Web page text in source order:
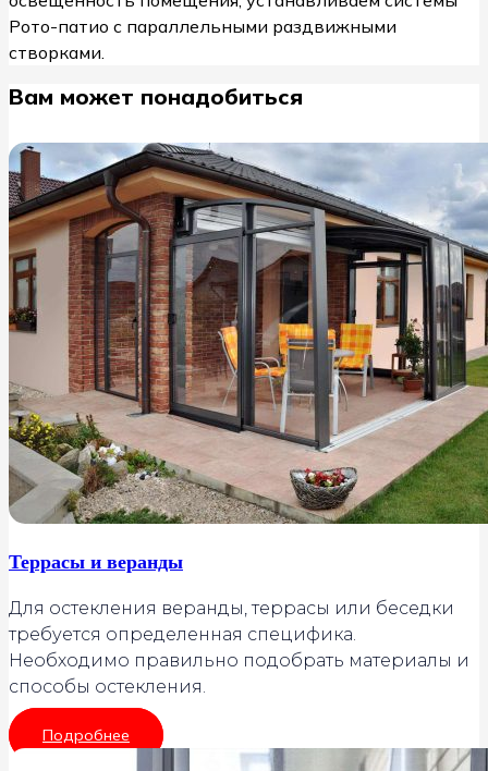
Рото-патио с параллельными раздвижными
створками.
Вам может понадобиться
Террасы и веранды
Для остекления веранды, террасы или беседки
требуется определенная специфика.
Необходимо правильно подобрать материалы и
способы остекления.
Подробнее